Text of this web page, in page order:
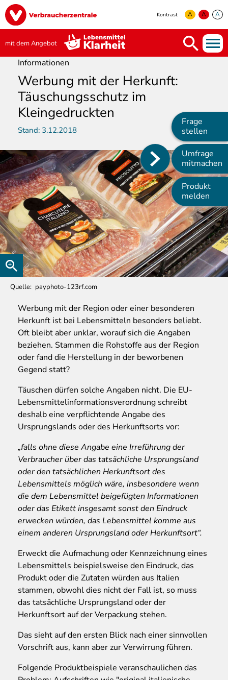
Direkt
zum
Inhalt
Image
Kontrast A A A
mit dem Angebot
Main
navigation
Frage
stellen
Umfrage
mitmachen
Produkt
melden
Informationen
Werbung mit der Herkunft:
Täuschungsschutz im
Kleingedruckten
Stand: 3.12.2018
Quelle payphoto-123rf.com
Werbung mit der Region oder einer besonderen
Herkunft ist bei Lebensmitteln besonders beliebt.
Oft bleibt aber unklar, worauf sich die Angaben
beziehen. Stammen die Rohstoffe aus der Region
oder fand die Herstellung in der beworbenen
Gegend statt?
Täuschen dürfen solche Angaben nicht. Die EU-
Lebensmittelinformationsverordnung schreibt
deshalb eine verpflichtende Angabe des
Ursprungslands oder des Herkunftsorts vor:
„falls ohne diese Angabe eine Irreführung der
Verbraucher über das tatsächliche Ursprungsland
oder den tatsächlichen Herkunftsort des
Lebensmittels möglich wäre, insbesondere wenn
die dem Lebensmittel beigefügten Informationen
oder das Etikett insgesamt sonst den Eindruck
erwecken würden, das Lebensmittel komme aus
einem anderen Ursprungsland oder Herkunftsort“.
Erweckt die Aufmachung oder Kennzeichnung eines
Lebensmittels beispielsweise den Eindruck, das
Produkt oder die Zutaten würden aus Italien
stammen, obwohl dies nicht der Fall ist, so muss
das tatsächliche Ursprungsland oder der
Herkunftsort auf der Verpackung stehen.
Das sieht auf den ersten Blick nach einer sinnvollen
Vorschrift aus, kann aber zur Verwirrung führen.
Folgende Produktbeispiele veranschaulichen das